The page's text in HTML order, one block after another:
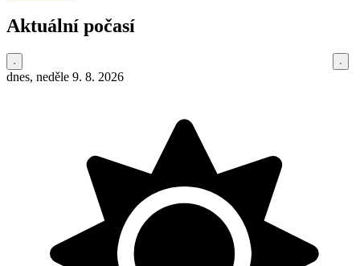
Aktuální počasí
dnes, neděle 9. 8. 2026